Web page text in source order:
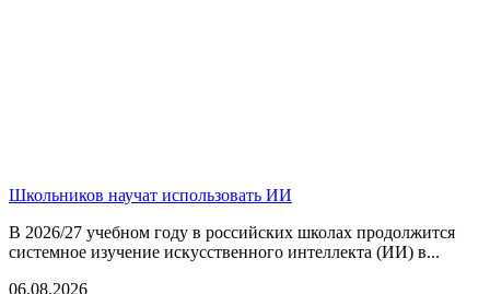
Школьников научат использовать ИИ
В 2026/27 учебном году в российских школах продолжится
системное изучение искусственного интеллекта (ИИ) в...
06.08.2026